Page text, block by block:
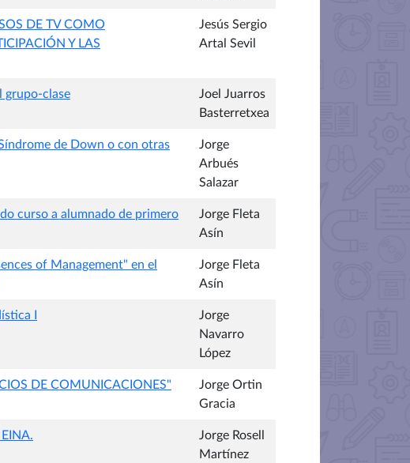
DE TV COMO
Y LAS
Jesús Sergio
Artal Sevil
grupo-clase
Joel Juarros
Basterretxea
de Down o con otras
Jorge
Arbués
Salazar
curso a alumnado de primero
Jorge Fleta
Asín
of Management" en el
Jorge Fleta
Asín
I
Jorge
Navarro
López
DE COMUNICACIONES"
Jorge Ortin
Gracia
Jorge Rosell
Martínez